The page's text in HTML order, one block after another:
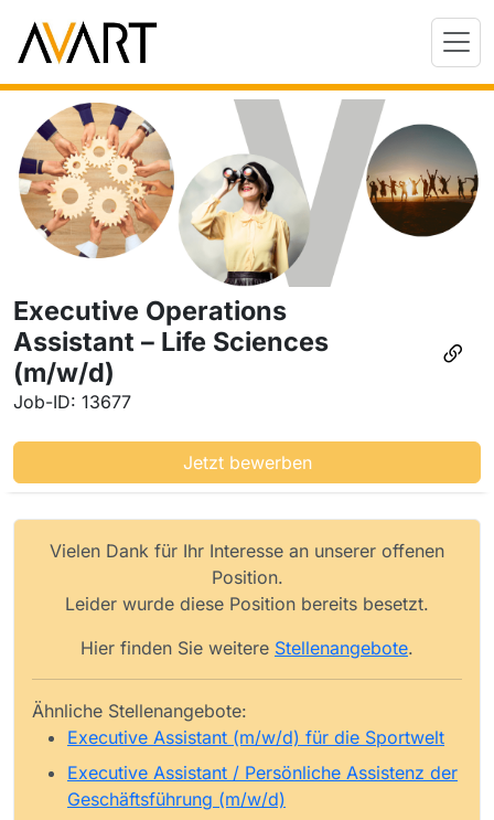
Executive Operations
Assistant – Life Sciences
(m/w/d)
Job-ID: 13677
Jetzt bewerben
Vielen Dank für Ihr Interesse an unserer offenen
Position.
Leider wurde diese Position bereits besetzt.
Hier finden Sie weitere Stellenangebote.
Ähnliche Stellenangebote:
Executive Assistant (m/w/d) für die Sportwelt
Executive Assistant / Persönliche Assistenz der
Geschäftsführung (m/w/d)